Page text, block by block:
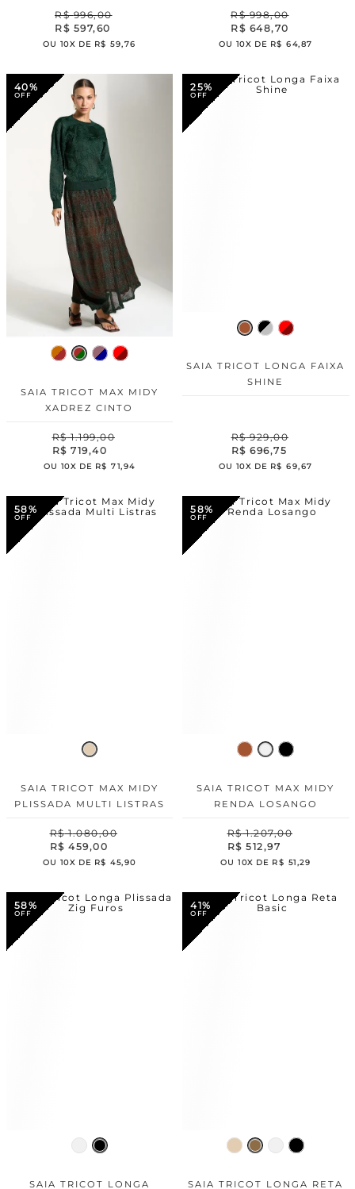
R$ 996,00
R$ 597,60
OU 10X DE R$ 59,76
R$ 998,00
R$ 648,70
OU 10X DE R$ 64,87
40%
SAIA TRICOT MAX MIDY
XADREZ CINTO
R$ 1.199,00
R$ 719,40
OU 10X DE R$ 71,94
25%
SAIA TRICOT LONGA FAIXA
SHINE
R$ 929,00
R$ 696,75
OU 10X DE R$ 69,67
58%
SAIA TRICOT MAX MIDY
PLISSADA MULTI LISTRAS
R$ 1.080,00
R$ 459,00
OU 10X DE R$ 45,90
58%
SAIA TRICOT MAX MIDY
RENDA LOSANGO
R$ 1.207,00
R$ 512,97
OU10X DE R$ 51 ,29
58%
SAIA TRICOT LONGA
41%
SAIA TRICOT LONGA RETA